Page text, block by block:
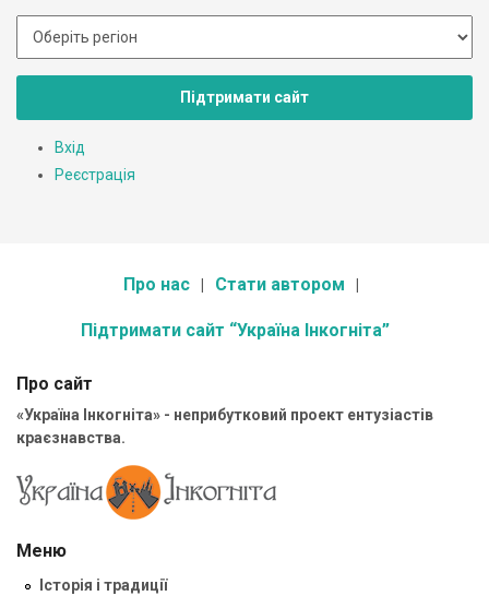
Підтримати сайт
Вхід
Реєстрація
Про нас Стати автором
Підтримати сайт “Україна Інкогніта”
Про сайт
«Україна Інкогніта» - неприбутковий проект ентузіастів
краєзнавства.
Меню
Історія і традиції